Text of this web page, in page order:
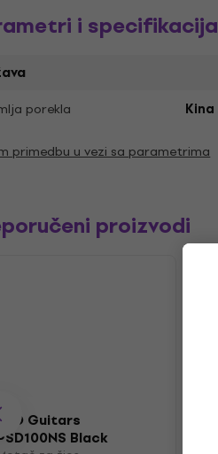
i specifikacija
porekla Kina
primedbu u vezi sa parametrima
proizvodi
Guitars
Black